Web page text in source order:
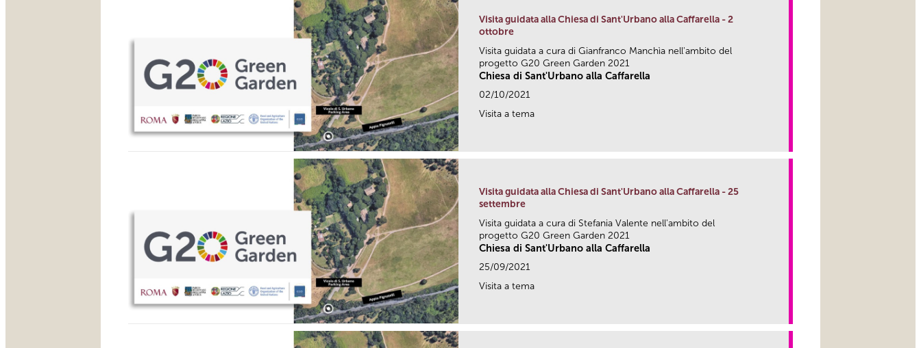
Visita guidata alla Chiesa di Sant'Urbano alla Caffarella - 2
ottobre
Visita guidata a cura di Gianfranco Manchìa nell'ambito del
progetto G20 Green Garden 2021
Chiesa di Sant'Urbano alla Caffarella
02/10/2021
Visita a tema
Visita guidata alla Chiesa di Sant'Urbano alla Caffarella - 25
settembre
Visita guidata a cura di Stefania Valente nell'ambito del
progetto G20 Green Garden 2021
Chiesa di Sant'Urbano alla Caffarella
25/09/2021
Visita a tema